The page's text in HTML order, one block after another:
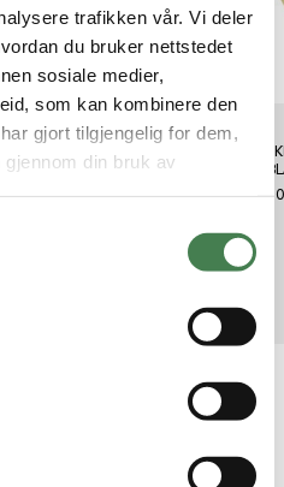
trafikken vår. Vi deler
du bruker nettstedet
sosiale medier,
som kan kombinere den
gjort tilgjengelig for dem,
din bruk av
15CM 27G GR SLV 2PCS
139,00
GO/
kr